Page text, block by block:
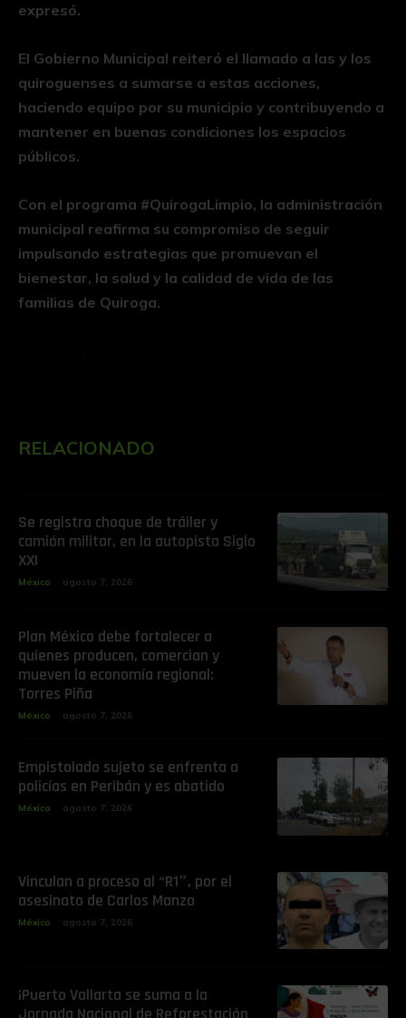
expresó.
El Gobierno Municipal reiteró el llamado a las y los
quiroguenses a sumarse a estas acciones,
haciendo equipo por su municipio y contribuyendo a
mantener en buenas condiciones los espacios
públicos.
Con el programa #QuirogaLimpio, la administración
municipal reafirma su compromiso de seguir
impulsando estrategias que promuevan el
bienestar, la salud y la calidad de vida de las
familias de Quiroga.
RELACIONADO
Se registra choque de tráiler y
camión militar, en la autopista Siglo
XXI
México agosto 7, 2026
Plan México debe fortalecer a
quienes producen, comercian y
mueven la economía regional:
Torres Piña
México agosto 7, 2026
Empistolado sujeto se enfrenta a
policías en Peribán y es abatido
México agosto 7, 2026
Vinculan a proceso al “R1″, por el
asesinato de Carlos Manzo
México agosto 7, 2026
¡Puerto Vallarta se suma a la